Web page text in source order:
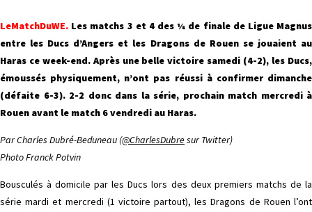
LeMatchDuWE. Les matchs 3 et 4 des ¼ de finale de Ligue Magnus
entre les Ducs d’Angers et les Dragons de Rouen se jouaient au
Haras ce week-end. Après une belle victoire samedi (4-2), les Ducs,
émoussés physiquement, n’ont pas réussi à confirmer dimanche
(défaite 6-3). 2-2 donc dans la série, prochain match mercredi à
Rouen avant le match 6 vendredi au Haras.
Par Charles Dubré-Beduneau (@CharlesDubresur Twitter)
Photo Franck Potvin
Bousculés à domicile par les Ducs lors des deux premiers matchs de la
série mardi et mercredi (1 victoire partout), les Dragons de Rouen l’ont